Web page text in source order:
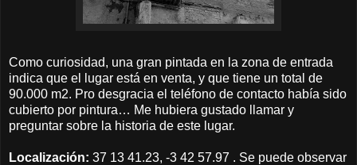
Como curiosidad, una gran pintada en la zona de entrada
indica que el lugar está en venta, y que tiene un total de
90.000 m2. Pro desgracia el teléfono de contacto había sido
cubierto por pintura… Me hubiera gustado llamar y
preguntar sobre la historia de este lugar.
Localización: 37 13 41.23, -3 42 57.97 . Se puede observar